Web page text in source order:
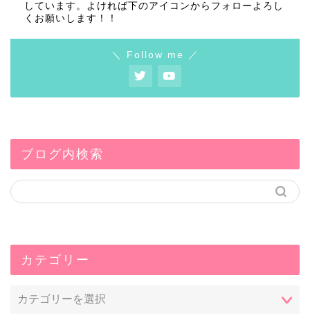
しています。よければ下のアイコンからフォローよろし
くお願いします！！
＼ Follow me ／
ブログ内検索
カテゴリー